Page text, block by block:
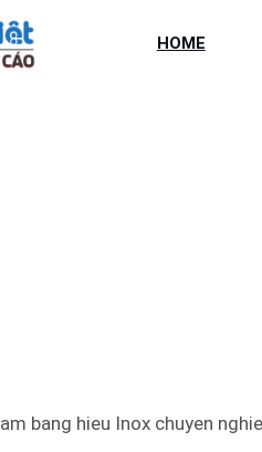
HOME
bang hieu Inox chuyen